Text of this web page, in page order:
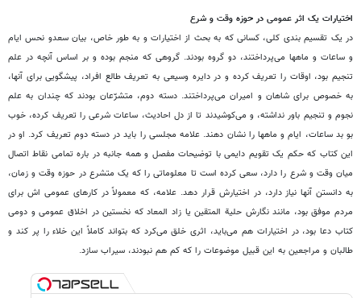
اختیارات یک اثر عمومی در حوزه وقت و شرع
در یک تقسیم بندی کلی، کسانی که به بحث از اختیارات و به طور خاص، بیان سعدو نحس ایام
و ساعات و ماهها می‌پرداختند، دو گروه بودند. گروهی که منجم بوده و بر اساس آنچه در علم
تنجیم بود، اوقات را تعریف کرده و در دایره وسیعی به تعریف طالع افراد، پیشگویی برای آنها،
به خصوص برای شاهان و امیران می‌پرداختند. دسته دوم، متشرّعان بودند که چندان به علم
نجوم و تنجیم باور نداشته، و می‌کوشیدند تا از دل احادیث، ساعات شرعی را تعریف کرده، خوب
بو بد ساعات، ایام و ماهها را نشان دهند. علامه مجلسی را باید در دسته دوم تعریف کرد. او در
این کتاب که حکم یک تقویم دایمی با توضیحات مفصل و همه جانبه در باره تمامی نقاط اتصال
میان وقت و شرع را دارد، سعی کرده است تا معلوماتی را که یک متشرع در حوزه وقت و زمان،
به دانستن آنها نیاز دارد، در اختیارش قرار دهد. علامه، که معمولاً در کارهای عمومی اش برای
مردم موفق بود، مانند نگارش حلیة المتقین یا زاد المعاد که نخستین در اخلاق عمومی و دومی
کتاب دعا بود، در اختیارات هم می‌باید، اثری خلق می‌کرد که بتواند کاملاً این خلاء را پر کند و
طالبان و مراجعین به این قبیل موضوعات را که کم هم نبودند، سیراب سازد.